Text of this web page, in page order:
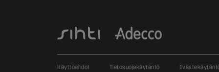
Käyttöehdot Tietosuojakäytäntö